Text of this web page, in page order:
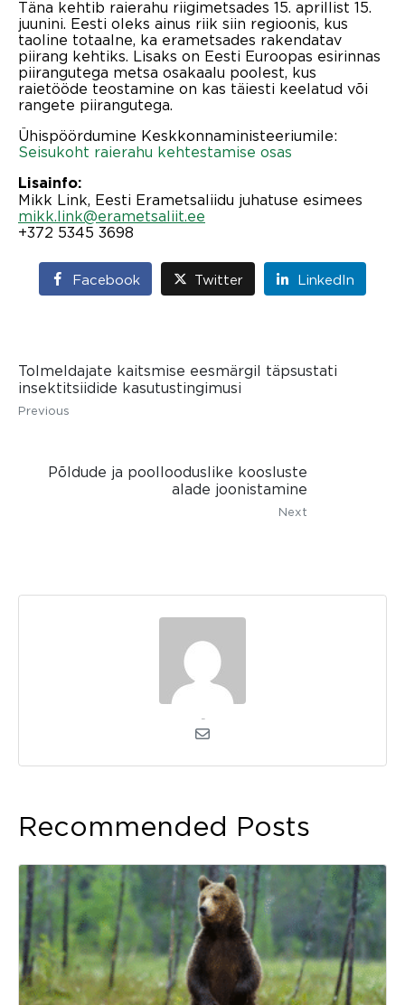
Täna kehtib raierahu riigimetsades 15. aprillist 15.
juunini. Eesti oleks ainus riik siin regioonis, kus
taoline totaalne, ka erametsades rakendatav
piirang kehtiks. Lisaks on Eesti Euroopas esirinnas
piirangutega metsa osakaalu poolest, kus
raietööde teostamine on kas täiesti keelatud või
rangete piirangutega.
Ühispöördumine Keskkonnaministeeriumile:
Seisukoht raierahu kehtestamise osas
Lisainfo:
Mikk Link, Eesti Erametsaliidu juhatuse esimees
mikk.link@erametsaliit.ee
+372 5345 3698
Facebook Twitter LinkedIn
Tolmeldajate kaitsmise eesmärgil täpsustati
insektitsiidide kasutustingimusi
Previous
Põldude ja poollooduslike koosluste
alade joonistamine
Next
Recommended Posts